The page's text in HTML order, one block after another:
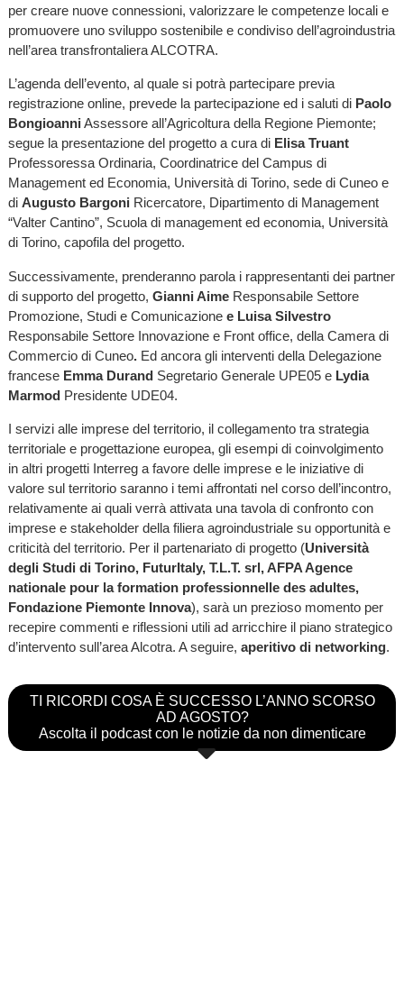
per creare nuove connessioni, valorizzare le competenze locali e
promuovere uno sviluppo sostenibile e condiviso dell’agroindustria
nell’area transfrontaliera ALCOTRA.
L’agenda dell’evento, al quale si potrà partecipare previa
registrazione online, prevede la partecipazione ed i saluti di Paolo
Bongioanni Assessore all’Agricoltura della Regione Piemonte;
segue la presentazione del progetto a cura di Elisa Truant
Professoressa Ordinaria, Coordinatrice del Campus di
Management ed Economia, Università di Torino, sede di Cuneo e
di Augusto Bargoni Ricercatore, Dipartimento di Management
“Valter Cantino”, Scuola di management ed economia, Università
di Torino, capofila del progetto.
Successivamente, prenderanno parola i rappresentanti dei partner
di supporto del progetto, Gianni AimeResponsabile Settore
Promozione, Studi e Comunicazionee Luisa Silvestro
Responsabile Settore Innovazione e Front office, della Camera di
Commercio di Cuneo. Ed ancora gli interventi della Delegazione
francese Emma DurandSegretario Generale UPE05 e Lydia
MarmodPresidente UDE04.
I servizi alle imprese del territorio, il collegamento tra strategia
territoriale e progettazione europea, gli esempi di coinvolgimento
in altri progetti Interreg a favore delle imprese e le iniziative di
valore sul territorio saranno i temi affrontati nel corso dell’incontro,
relativamente ai quali verrà attivata una tavola di confronto con
imprese e stakeholder della filiera agroindustriale su opportunità e
criticità del territorio. Per il partenariato di progetto (Università
degli Studi di Torino, FuturItaly, T.L.T. srl, AFPA Agence
nationale pour la formation professionnelle des adultes,
Fondazione Piemonte Innova), sarà un prezioso momento per
recepire commenti e riflessioni utili ad arricchire il piano strategico
d’intervento sull’area Alcotra. A seguire, aperitivo di networking.
TI RICORDI COSA È SUCCESSO L’ANNO SCORSO
AD AGOSTO?
Ascolta il podcast con le notizie da non dimenticare